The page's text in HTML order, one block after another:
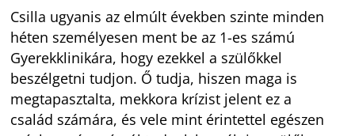
Csilla ugyanis az elmúlt években szinte minden
héten személyesen ment be az 1-es számú
Gyerekklinikára, hogy ezekkel a szülőkkel
beszélgetni tudjon. Ő tudja, hiszen maga is
megtapasztalta, mekkora krízist jelent ez a
család számára, és vele mint érintettel egészen